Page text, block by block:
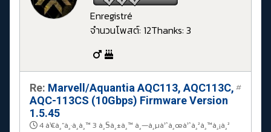
Enregistré
จำนวนโพสต์: 12Thanks: 3
Re: Marvell/Aquantia AQC113, AQC113C,
AQC-113CS (10Gbps) Firmware Version
1.5.45
4 à¹€à¸”à¸·à¸­à¸™ 3 à¸§à¸±à¸™ à¸—à¸µà¹ˆà¸œà¹ˆà¸²à¸™à¸¡à¸²
#